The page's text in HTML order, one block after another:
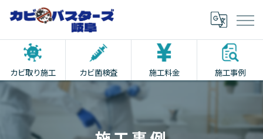
カビ取り施工 カビ菌検査 施工料金 施工事例